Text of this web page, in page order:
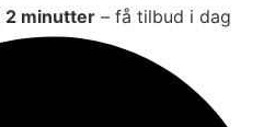
2 minutter – få tilbud i dag